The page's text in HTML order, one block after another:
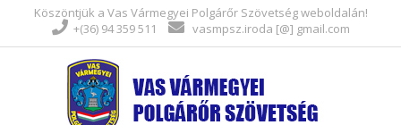
Köszöntjük a Vas Vármegyei Polgárőr Szövetség weboldalán!
+(36) 94 359 511
vasmpsz.iroda [@] gmail.com